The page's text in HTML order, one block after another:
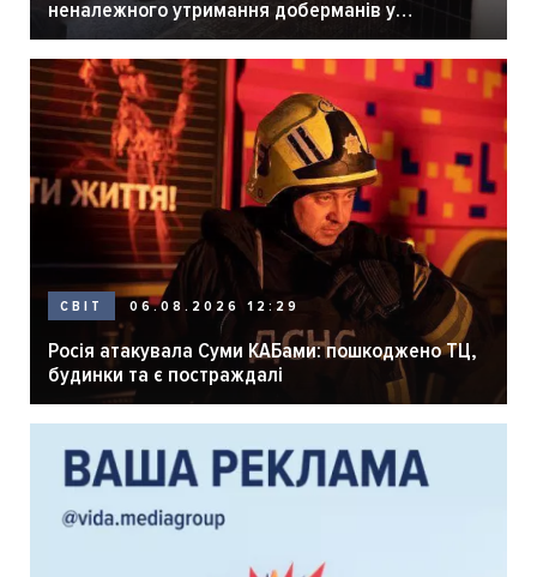
неналежного утримання доберманів у
розпліднику
СВІТ 06.08.2026 12:29
Росія атакувала Суми КАБами: пошкоджено ТЦ,
будинки та є постраждалі